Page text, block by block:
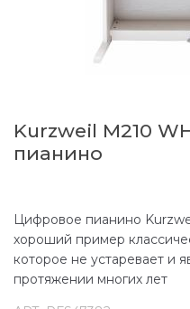
Kurzweil M210
пианино
Цифровое пианино
хороший пример
которое не устаревает и
протяжении многих лет